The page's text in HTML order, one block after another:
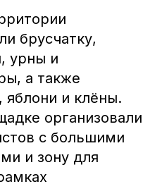
брусчатку,
урны и
а также
яблони и клёны.
организовали
с большими
и зону для